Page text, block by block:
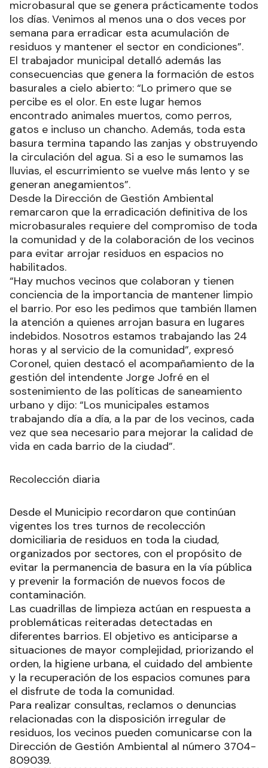
microbasural que se genera prácticamente todos
los días. Venimos al menos una o dos veces por
semana para erradicar esta acumulación de
residuos y mantener el sector en condiciones”.
El trabajador municipal detalló además las
consecuencias que genera la formación de estos
basurales a cielo abierto: “Lo primero que se
percibe es el olor. En este lugar hemos
encontrado animales muertos, como perros,
gatos e incluso un chancho. Además, toda esta
basura termina tapando las zanjas y obstruyendo
la circulación del agua. Si a eso le sumamos las
lluvias, el escurrimiento se vuelve más lento y se
generan anegamientos”.
Desde la Dirección de Gestión Ambiental
remarcaron que la erradicación definitiva de los
microbasurales requiere del compromiso de toda
la comunidad y de la colaboración de los vecinos
para evitar arrojar residuos en espacios no
habilitados.
“Hay muchos vecinos que colaboran y tienen
conciencia de la importancia de mantener limpio
el barrio. Por eso les pedimos que también llamen
la atención a quienes arrojan basura en lugares
indebidos. Nosotros estamos trabajando las 24
horas y al servicio de la comunidad”, expresó
Coronel, quien destacó el acompañamiento de la
gestión del intendente Jorge Jofré en el
sostenimiento de las políticas de saneamiento
urbano y dijo: “Los municipales estamos
trabajando día a día, a la par de los vecinos, cada
vez que sea necesario para mejorar la calidad de
vida en cada barrio de la ciudad”.
Recolección diaria
Desde el Municipio recordaron que continúan
vigentes los tres turnos de recolección
domiciliaria de residuos en toda la ciudad,
organizados por sectores, con el propósito de
evitar la permanencia de basura en la vía pública
y prevenir la formación de nuevos focos de
contaminación.
Las cuadrillas de limpieza actúan en respuesta a
problemáticas reiteradas detectadas en
diferentes barrios. El objetivo es anticiparse a
situaciones de mayor complejidad, priorizando el
orden, la higiene urbana, el cuidado del ambiente
y la recuperación de los espacios comunes para
el disfrute de toda la comunidad.
Para realizar consultas, reclamos o denuncias
relacionadas con la disposición irregular de
residuos, los vecinos pueden comunicarse con la
Dirección de Gestión Ambiental al número 3704-
809039.